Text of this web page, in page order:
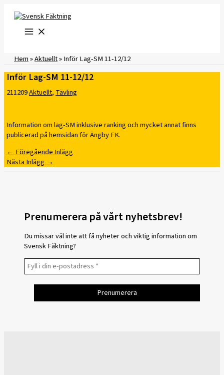
innehåll
Hem»Aktuellt»Inför Lag-SM 11-12/12
Inför Lag-SM 11-12/12
211209Aktuellt,Tävling
Information om lag-SM inklusive ranking och mycket annat finns
publicerad på hemsidan för Ängby FK.
←Föregående Inlägg
Nästa Inlägg→
Prenumerera på vårt nyhetsbrev!
Du missar väl inte att få nyheter och viktig information om
Svensk Fäktning?